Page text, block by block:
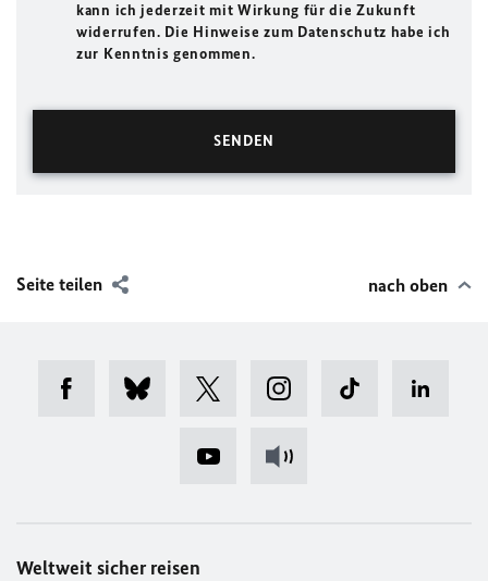
kann ich jederzeit mit Wirkung für die Zukunft
widerrufen. Die Hinweise zum Datenschutz habe ich
zur Kenntnis genommen.
Seite teilen nach oben
Weltweit sicher reisen